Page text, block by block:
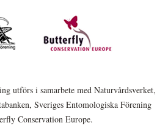
utförs i samarbete med Naturvårdsverket,
Sveriges Entomologiska Förening
Conservation Europe.